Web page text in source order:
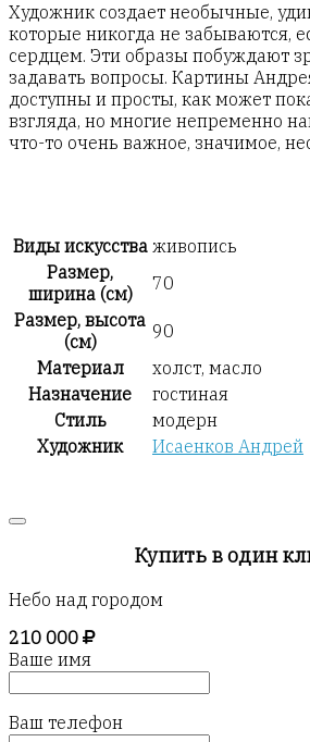
Художник создает необычные,
которые никогда не забываются,
сердцем. Эти образы побуждают
задавать вопросы. Картины
доступны и просты, как может
взгляда, но многие непременно
что-то очень важное, значимое,
Виды искусства живопись
Размер,
ширина (см)
70
Размер, высота
(см)
90
Материал
холст, масло
Назначение
гостиная
Стиль
модерн
Художник
Исаенков Андрей
Купить в один
Небо над городом
210 000
Ваше имя
Ваш телефон